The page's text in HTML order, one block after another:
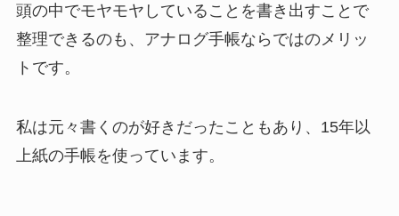
頭の中でモヤモヤしていることを書き出すことで
整理できるのも、アナログ手帳ならではのメリッ
トです。
私は元々書くのが好きだったこともあり、15年以
上紙の手帳を使っています。